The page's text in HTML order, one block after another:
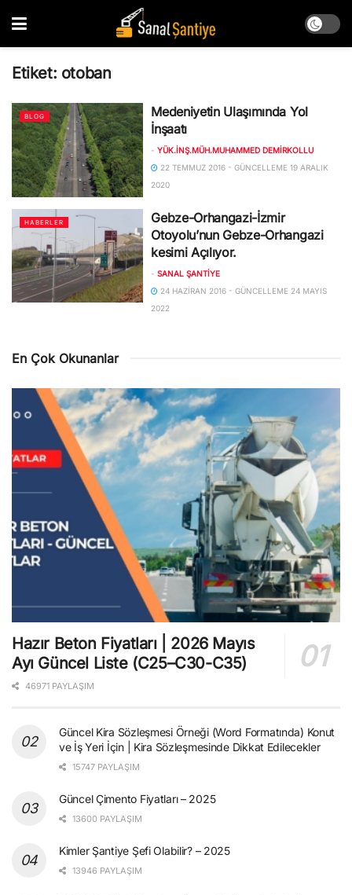
Etiket: otoban
BLOG
Medeniyetin Ulaşımında Yol
İnşaatı
- YÜK.İNŞ.MÜH.MUHAMMED DEMIRKOLLU
22 TEMMUZ 2016 - GÜNCELLEME 19 ARALIK
2020
HABERLER
Gebze-Orhangazi-İzmir
Otoyolu’nun Gebze-Orhangazi
kesimi Açılıyor.
- SANAL ŞANTIYE
24 HAZIRAN 2016 - GÜNCELLEME 24 MAYIS
2022
En Çok Okunanlar
Hazır Beton Fiyatları | 2026 Mayıs
Ayı Güncel Liste (C25–C30-C35)
46971 PAYLAŞIM
Güncel Kira Sözleşmesi Örneği (Word Formatında) Konut
ve İş Yeri İçin | Kira Sözleşmesinde Dikkat Edilecekler
15747 PAYLAŞIM
Güncel Çimento Fiyatları – 2025
13600 PAYLAŞIM
Kimler Şantiye Şefi Olabilir? – 2025
13946 PAYLAŞIM